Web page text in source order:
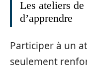
Les ateliers
d’apprendre
Participer à un
seulement